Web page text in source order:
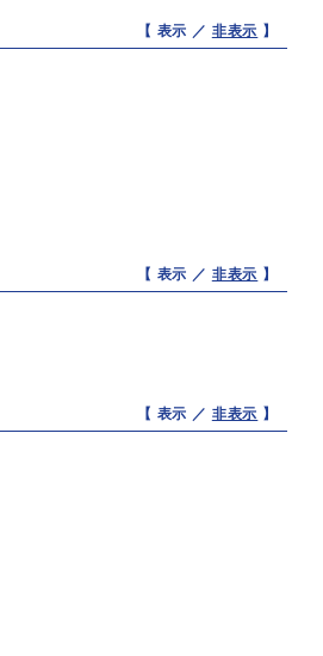
【 表示 ／ 非表示 】
【 表示 ／ 非表示 】
【 表示 ／ 非表示 】